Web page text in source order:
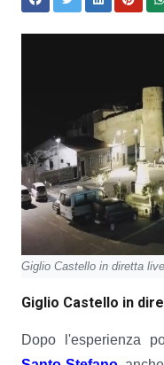
Giglio Castello in diretta
Giglio Castello in
Dopo l'esperienza